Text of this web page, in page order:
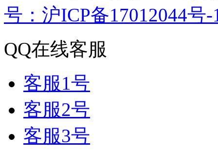
号：沪ICP备17012044号-
QQ在线客服
客服1号
客服2号
客服3号